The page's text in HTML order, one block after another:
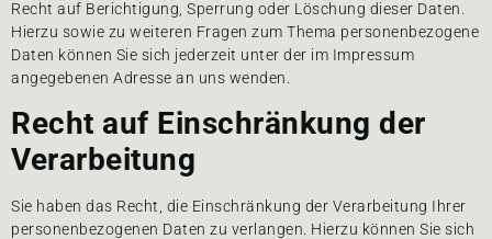
Recht auf Berichtigung, Sperrung oder Löschung dieser Daten.
Hierzu sowie zu weiteren Fragen zum Thema personenbezogene
Daten können Sie sich jederzeit unter der im Impressum
angegebenen Adresse an uns wenden.
Recht auf Einschränkung der
Verarbeitung
Sie haben das Recht, die Einschränkung der Verarbeitung Ihrer
personenbezogenen Daten zu verlangen. Hierzu können Sie sich